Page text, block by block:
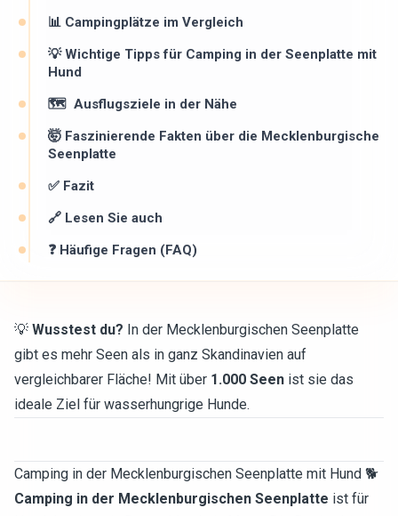
📊 Campingplätze im Vergleich
💡 Wichtige Tipps für Camping in der Seenplatte mit
Hund
🗺 ️ Ausflugsziele in der Nähe
🤯 Faszinierende Fakten über die Mecklenburgische
Seenplatte
✅ Fazit
🔗 Lesen Sie auch
❓ Häufige Fragen (FAQ)
💡 Wusstest du? In der Mecklenburgischen Seenplatte
gibt es mehr Seen als in ganz Skandinavien auf
vergleichbarer Fläche! Mit über 1.000 Seen ist sie das
ideale Ziel für wasserhungrige Hunde.
Camping in der Mecklenburgischen Seenplatte mit Hund 🐕
Camping in der Mecklenburgischen Seenplatte ist für